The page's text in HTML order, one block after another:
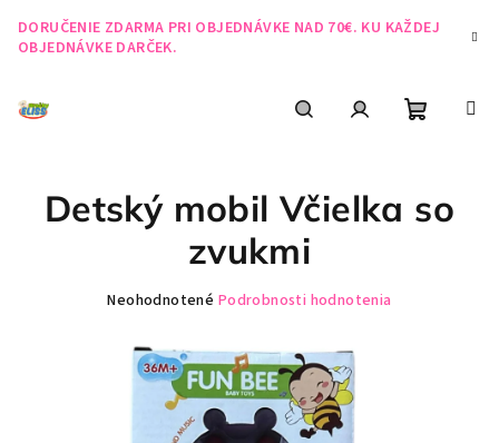
obsah
DORUČENIE ZDARMA PRI OBJEDNÁVKE NAD 70€. KU KAŽDEJ
OBJEDNÁVKE DARČEK.
košík
Detský mobil Včielka so
zvukmi
Priemerné
produktu
Neohodnotené Podrobnosti hodnotenia